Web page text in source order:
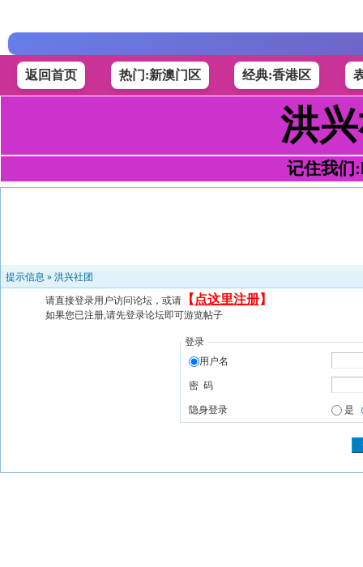
返回首页 热门:新澳门区 经典:香港区
洪
记住我们
提示信息 » 洪兴社团
请直接登录用户访问论坛，或请 【 点这里注册】
如果您已注册,请先登录论坛即可游览帖子
登录
用户名
密 码
隐身登录 是